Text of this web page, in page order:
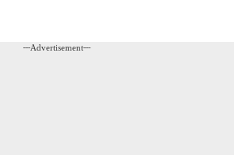
---Advertisement---